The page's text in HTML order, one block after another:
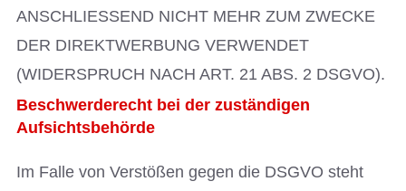
ANSCHLIESSEND NICHT MEHR ZUM ZWECKE
DER DIREKTWERBUNG VERWENDET
(WIDERSPRUCH NACH ART. 21 ABS. 2 DSGVO).
Beschwerderecht bei der zuständigen
Aufsichtsbehörde
Im Falle von Verstößen gegen die DSGVO steht